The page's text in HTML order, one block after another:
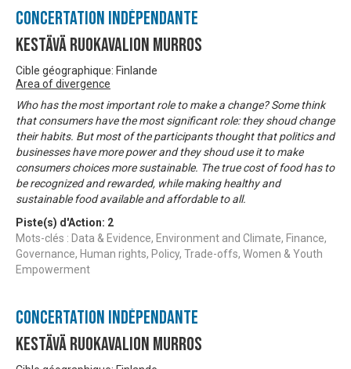
Concertation Indépendante
Kestävä ruokavalion murros
Cible géographique: Finlande
Area of divergence
Who has the most important role to make a change? Some think
that consumers have the most significant role: they shoud change
their habits. But most of the participants thought that politics and
businesses have more power and they shoud use it to make
consumers choices more sustainable. The true cost of food has to
be recognized and rewarded, while making healthy and
sustainable food available and affordable to all.
Piste(s) d'Action: 2
Mots-clés : Data & Evidence, Environment and Climate, Finance,
Governance, Human rights, Policy, Trade-offs, Women & Youth
Empowerment
Concertation Indépendante
Kestävä ruokavalion murros